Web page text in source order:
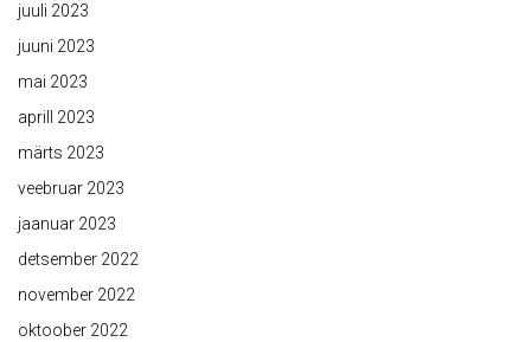
juuli 2023
juuni 2023
mai 2023
aprill 2023
märts 2023
veebruar 2023
jaanuar 2023
detsember 2022
november 2022
oktoober 2022